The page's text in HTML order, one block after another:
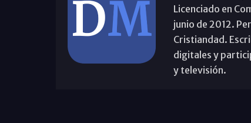
Licenciado en
junio de 2012.
Cristiandad.
digitales y
y televisión.